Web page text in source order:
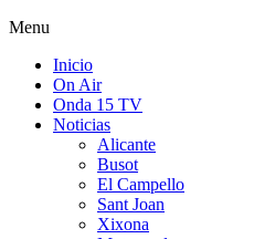
Menu
Inicio
On Air
Onda 15 TV
Noticias
Alicante
Busot
El Campello
Sant Joan
Xixona